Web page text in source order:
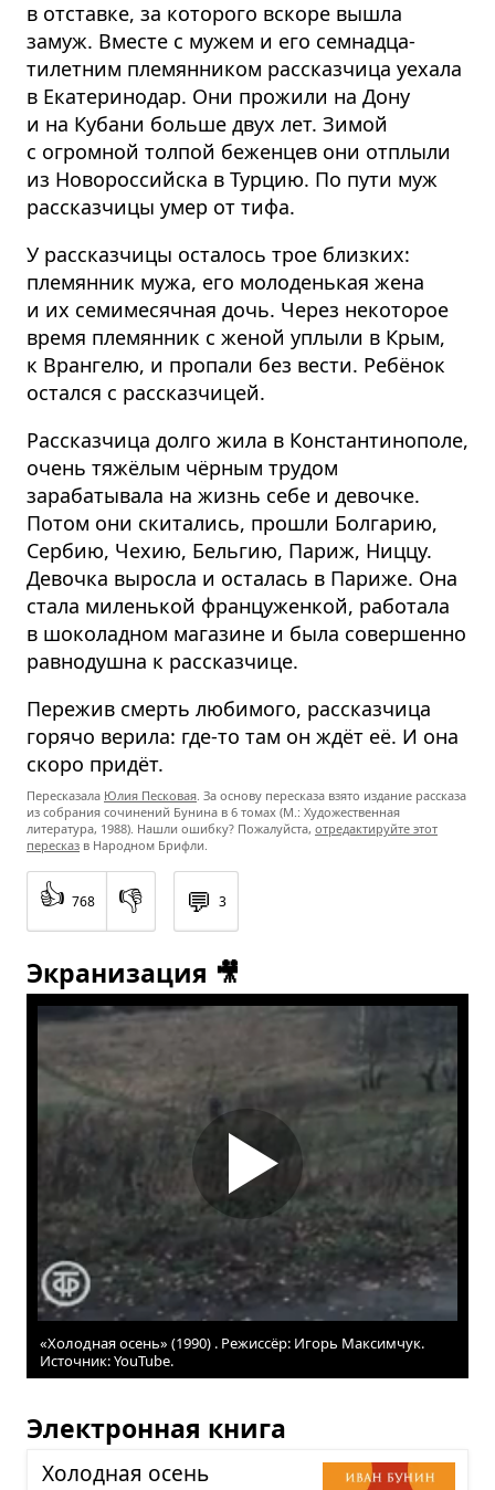
в отставке, за которого вскоре вышла
замуж. Вместе с мужем и его семнадца­
тилетним племянником рассказчица уехала
в Екатеринодар. Они прожили на Дону
и на Кубани больше двух лет. Зимой
с огромной толпой беженцев они отплыли
из Новороссийска в Турцию. По пути муж
рассказчицы умер от тифа.
У рассказчицы осталось трое близких:
племянник мужа, его молоденькая жена
и их семимесячная дочь. Через некоторое
время племянник с женой уплыли в Крым,
к Врангелю, и пропали без вести. Ребёнок
остался с рассказчицей.
Рассказчица долго жила в Констан­тинополе,
очень тяжёлым чёрным трудом
зарабатывала на жизнь себе и девочке.
Потом они скитались, прошли Болгарию,
Сербию, Чехию, Бельгию, Париж, Ниццу.
Девочка выросла и осталась в Париже. Она
стала миленькой француженкой, работала
в шоколадном магазине и была совершенно
равнодушна к рассказчице.
Пережив смерть любимого, рассказчица
горячо верила: где-то там он ждёт её. И она
скоро придёт.
Пересказала Юлия Песковая . За основу пересказа взято издание рассказа
из собрания сочинений Бунина в 6 томах (М.: Художественная
литература, 1988). Нашли ошибку? Пожалуйста, отредактируйте этот
пересказ в Народном Брифли.
👍 768 👎 💬 3
Экранизация 🎥
«Холодная осень» (1990) . Режиссёр: Игорь Максимчук.
Источник: YouTube.
Электронная книга
Холод­ная осень